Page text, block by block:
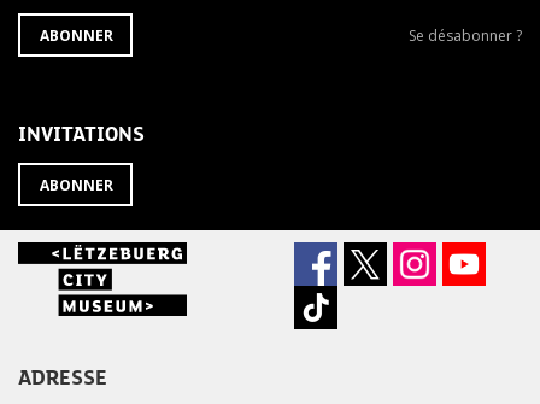
S'ABONNER
À
ABONNER
Se
Se désabonner ?
INVITATIONS
ABONNER
ADRESSE